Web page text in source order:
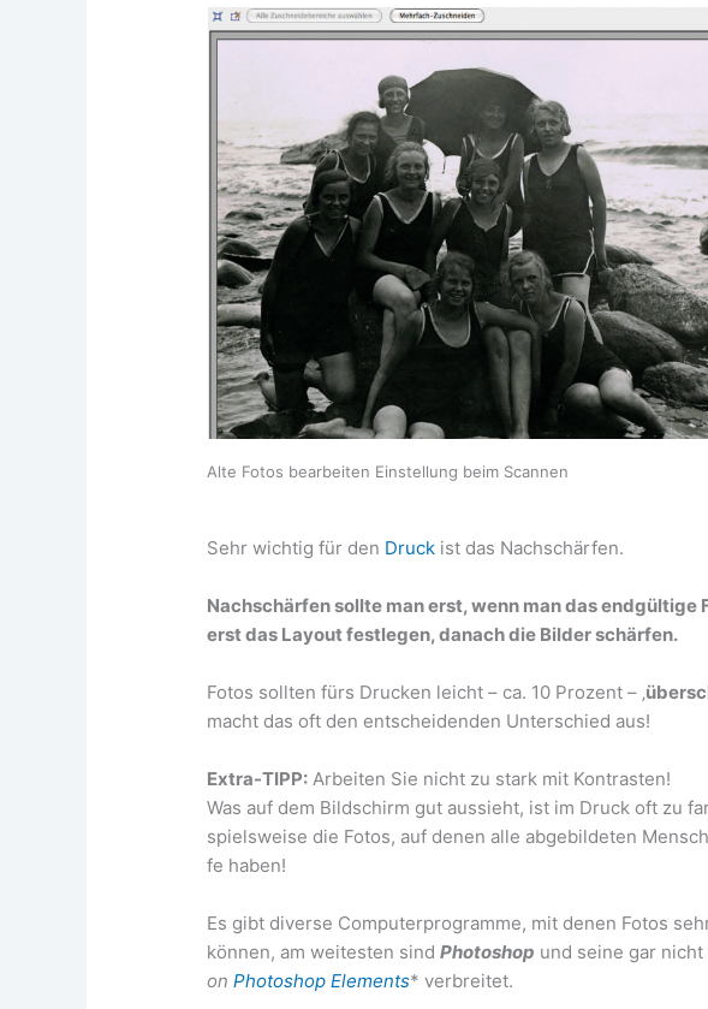
Alte Fotos bear­bei­ten Ein­stel­lung beim Scan­nen
Sehr wich­tig für den Druck ist das Nachschärfen.
Nach­schär­fen soll­te man erst, wenn man das end­gül­ti­ge
erst das Lay­out fest­le­gen, danach die Bil­der schärfen.
Fotos soll­ten fürs Dru­cken leicht – ca. 10 Pro­zent – ‚
macht das oft den ent­schei­den­den Unter­schied aus!
Extra-TIPP: Arbei­ten Sie nicht zu stark mit Kon­tras­ten!
Was auf dem Bild­schirm gut aus­sieht, ist im Druck oft zu
spiels­wei­se die Fotos, auf denen alle abge­bil­de­ten
fe haben!
Es gibt diver­se Com­pu­ter­pro­gram­me, mit denen Fotos
kön­nen, am wei­tes­ten sindPho­to­shop und sei­ne gar
onPho­to­shop Ele­ments* ver­brei­tet.